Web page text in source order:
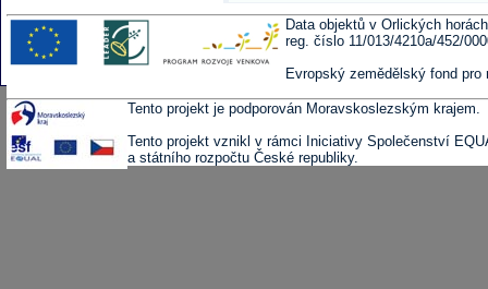
Data objektů v Orlických
reg. číslo 11/013/4210a/452/
Evropský zemědělský fond
Tento projekt je podporován Moravskoslezským krajem.
Tento projekt vznikl v rámci Iniciativy Společenství
a státního rozpočtu České republiky.